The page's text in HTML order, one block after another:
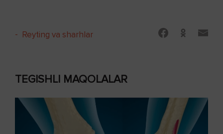
- Reyting va sharhlar
TEGISHLI MAQOLALAR